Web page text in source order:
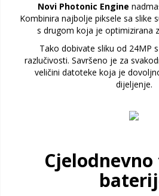
Novi Photonic Engine
Kombinira najbolje piksele sa slike
s drugom koja je optimizirana
Tako dobivate sliku od 24MP
razlučivosti. Savršeno je za
veličini datoteke koja je
dijeljenje.